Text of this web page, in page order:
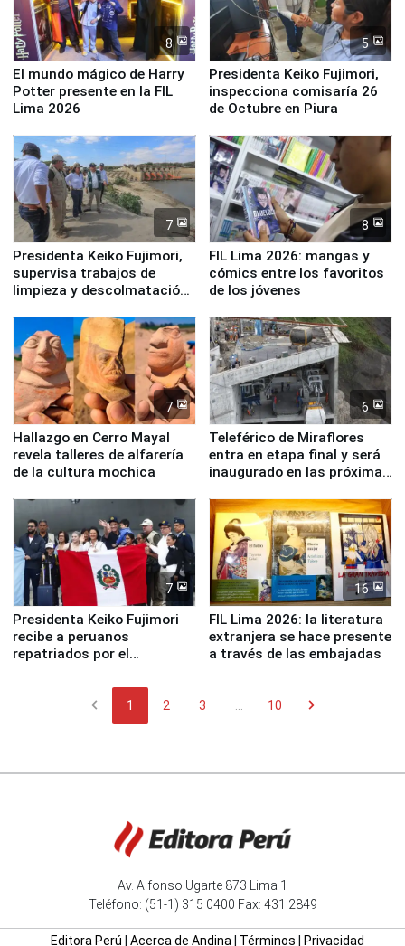
8
El mundo mágico de Harry
Potter presente en la FIL
Lima 2026
5
Presidenta Keiko Fujimori,
inspecciona comisaría 26
de Octubre en Piura
7
Presidenta Keiko Fujimori,
supervisa trabajos de
limpieza y descolmatación
8
FIL Lima 2026: mangas y
cómics entre los favoritos
de los jóvenes
7
Hallazgo en Cerro Mayal
revela talleres de alfarería
de la cultura mochica
6
Teleférico de Miraflores
entra en etapa final y será
inaugurado en las próximas
7
Presidenta Keiko Fujimori
recibe a peruanos
repatriados por el
16
FIL Lima 2026: la literatura
extranjera se hace presente
a través de las embajadas
chevron_left 1 2 3 10 chevron_right
Av. Alfonso Ugarte 873 Lima 1
Teléfono: (51-1) 315 0400 Fax: 431 2849
Editora Perú Acerca de Andina| Términos Privacidad